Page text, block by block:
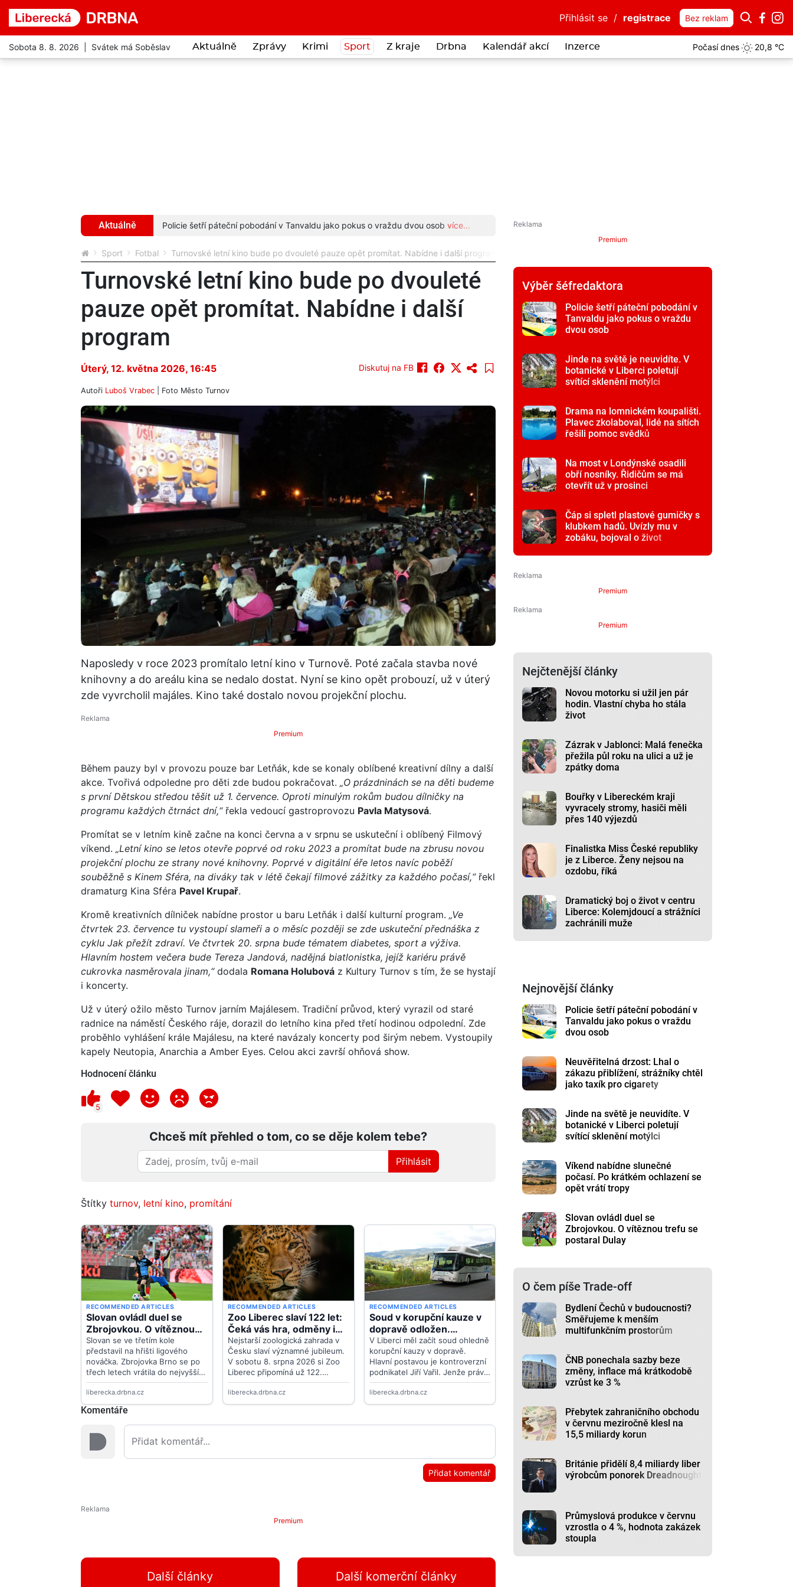
Přihlásit se / registrace Bez reklam
Sobota 8. 8. 2026 | Svátek má Soběslav Aktuálně Zprávy Krimi Sport Z kraje Drbna Kalendář akcí Inzerce Počasí dnes 20,8 °C
Aktuálně
více... Policie šetří páteční pobodání v Tanvaldu jako pokus o vraždu dvou osobvíce... Neuvěřitelná drzost: Lhal o zákazu přiblížení, strážníky chtěl jako taxík
Sport Fotbal Turnovské letní kino bude po dvouleté pauze opět promítat. Nabídne i další program
Turnovské letní kino bude po dvouleté
pauze opět promítat. Nabídne i další
program
Úterý, 12. května 2026, 16:45 Diskutuj na FB
Autoři Luboš Vrabec | Foto Město Turnov
Naposledy v roce 2023 promítalo letní kino v Turnově. Poté začala stavba nové
knihovny a do areálu kina se nedalo dostat. Nyní se kino opět probouzí, už v úterý
zde vyvrcholil majáles. Kino také dostalo novou projekční plochu.
Premium
Během pauzy byl v provozu pouze bar Letňák, kde se konaly oblíbené kreativní dílny a další
akce. Tvořivá odpoledne pro děti zde budou pokračovat. „O prázdninách se na děti budeme
s první Dětskou středou těšit už 1. července. Oproti minulým rokům budou dílničky na
programu každých čtrnáct dní,“řekla vedoucí gastroprovozu Pavla Matysová.
Promítat se v letním kině začne na konci června a v srpnu se uskuteční i oblíbený Filmový
víkend. „Letní kino se letos otevře poprvé od roku 2023 a promítat bude na zbrusu novou
projekční plochu ze strany nové knihovny. Poprvé v digitální éře letos navíc poběží
souběžně s Kinem Sféra, na diváky tak v létě čekají filmové zážitky za každého počasí,“řekl
dramaturg Kina Sféra Pavel Krupař.
Kromě kreativních dílniček nabídne prostor u baru Letňák i další kulturní program. „Ve
čtvrtek 23. července tu vystoupí slameři a o měsíc později se zde uskuteční přednáška z
cyklu Jak přežít zdraví. Ve čtvrtek 20. srpna bude tématem diabetes, sport a výživa.
Hlavním hostem večera bude Tereza Jandová, nadějná biatlonistka, jejíž kariéru právě
cukrovka nasměrovala jinam,“dodala Romana Holubová z Kultury Turnov s tím, že se hystají
i koncerty.
Už v úterý ožilo město Turnov jarním Majálesem. Tradiční průvod, který vyrazil od staré
radnice na náměstí Českého ráje, dorazil do letního kina před třetí hodinou odpolední. Zde
proběhlo vyhlášení krále Majálesu, na které navázaly koncerty pod širým nebem. Vystoupily
kapely Neutopia, Anarchia a Amber Eyes. Celou akci završí ohňová show.
Hodnocení článku
5
Chceš mít přehled o tom, co se děje kolem tebe?
Přihlásit
Štítky turnov, letní kino, promítání
Komentáře
Přidat komentář
Premium
Další články Další komerční články
Premium
Výběr šéfredaktora
Policie šetří páteční pobodání v
Tanvaldu jako pokus o vraždu
dvou osob
Jinde na světě je neuvidíte. V
botanické v Liberci poletují
svítící sklenění motýlci
Drama na lomnickém koupališti.
Plavec zkolaboval, lidé na sítích
řešili pomoc svědků
Na most v Londýnské osadili
obří nosníky. Řidičům se má
otevřít už v prosinci
Čáp si spletl plastové gumičky s
klubkem hadů. Uvízly mu v
zobáku, bojoval o život
Premium
Premium
Nejčtenější články
Novou motorku si užil jen pár
hodin. Vlastní chyba ho stála
život
Zázrak v Jablonci: Malá fenečka
přežila půl roku na ulici a už je
zpátky doma
Bouřky v Libereckém kraji
vyvracely stromy, hasiči měli
přes 140 výjezdů
Finalistka Miss České republiky
je z Liberce. Ženy nejsou na
ozdobu, říká
Dramatický boj o život v centru
Liberce: Kolemjdoucí a strážníci
zachránili muže
Nejnovější články
Policie šetří páteční pobodání v
Tanvaldu jako pokus o vraždu
dvou osob
Neuvěřitelná drzost: Lhal o
zákazu přiblížení, strážníky chtěl
jako taxík pro cigarety
Jinde na světě je neuvidíte. V
botanické v Liberci poletují
svítící sklenění motýlci
Víkend nabídne slunečné
počasí. Po krátkém ochlazení se
opět vrátí tropy
Slovan ovládl duel se
Zbrojovkou. O vítěznou trefu se
postaral Dulay
O čem píše Trade-off
Bydlení Čechů v budoucnosti?
Směřujeme k menším
multifunkčním prostorům
ČNB ponechala sazby beze
změny, inflace má krátkodobě
vzrůst ke 3 %
Přebytek zahraničního obchodu
v červnu meziročně klesl na
15,5 miliardy korun
Británie přidělí 8,4 miliardy liber
výrobcům ponorek Dreadnought
Průmyslová produkce v červnu
vzrostla o 4 %, hodnota zakázek
stoupla